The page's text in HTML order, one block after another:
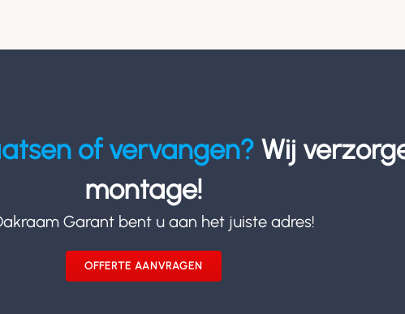
of vervangen? Wij
montage!
Garant bent u aan het juiste adres!
OFFERTE AANVRAGEN